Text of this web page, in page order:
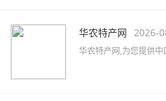
华农特产网 2026-
华农特产网,为您提供